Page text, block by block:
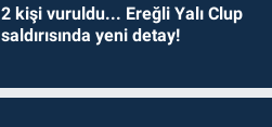
2 kişi vuruldu... Ereğli Yalı Clup
saldırısında yeni detay!